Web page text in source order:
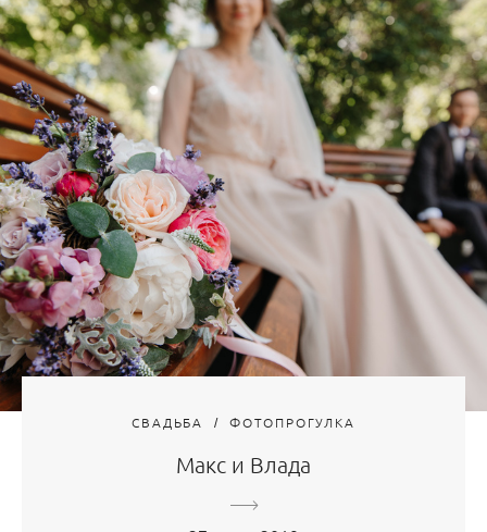
СВАДЬБА ФОТОПРОГУЛКА
Макс и Влада